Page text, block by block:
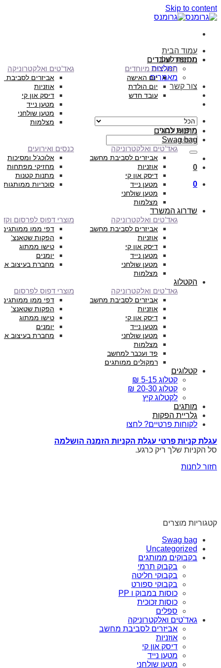
Skip to content
עמוד הבית
הסיפור שלנו
המלצות
מאמרים
צור קשר
חיפוש עבור:
0
0
מתנות לעובדים
תאריכים מיוחדים
יום האישה
יום הולדת
עובד חדש
גאד’טים ואלקטרוניקה
אביזרים לסביבת
אוזניות
דיסק און קי
מטען נייד
מטען שולחני
מצלמות
מתנות לחגים
Swag bag
גאד’טים ואלקטרוניקה
אביזרים לסביבת מחשב
אוזניות
דיסק און קי
מטען נייד
מטען שולחני
מצלמות
כנסים ואירועים
אלוכג’ל ומסיכות
מחזיקי מפתחות
מתנות קטנות
סוכריות ממותגות
שדרוג המשרד
גאד’טים ואלקטרוניקה
אביזרים לסביבת מחשב
אוזניות
דיסק און קי
מטען נייד
מטען שולחני
מצלמות
מוצרי דפוס לפרסום
דפי ממו ממותגים
הפקות שטאנצ’
טישו ממתוג
יומנים
מחברת בעיצוב
הקטלוג
גאד’טים ואלקטרוניקה
אביזרים לסביבת מחשב
אוזניות
דיסק און קי
מטען נייד
מטען שולחני
מצלמות
פד ועכבר למחשב
רמקולים ממותגים
מוצרי דפוס לפרסום
דפי ממו ממותגים
הפקות שטאנצ’
טישו ממתוג
יומנים
מחברת בעיצוב
קטלוגים
קטלוג 5-15 ₪
קטלוג 20-30 ₪
לקטלוג קיץ
מותגים
גלריית הפקות
לקוחות פרטיים? לחצו
עגלת קניות פרטי עגלת הקניות הזמנה הושלמה
סל הקניות שלך ריק כרגע.
חזור לחנות
קטגוריות מוצרים
Swag bag
Uncategorized
בקבוקים ממותגים
בקבוק תרמי
בקבוקי חליטה
בקבוקי ספורט
כוסות במבוק ו PP
כוסות זכוכית
ספלים
גאד'טים ואלקטרוניקה
אביזרים לסביבת מחשב
אוזניות
דיסק און קי
מטען נייד
מטען שולחני